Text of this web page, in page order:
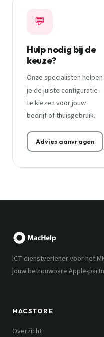
💬
Hulp nodig bij de
keuze?
Onze specialisten helpen
je de juiste configuratie
te kiezen voor jouw
bedrijf of thuisgebruik.
Advies aanvragen
ICT-dienstverlener voor het
jouw betrouwbare Apple-
MACSTORE
Overzicht